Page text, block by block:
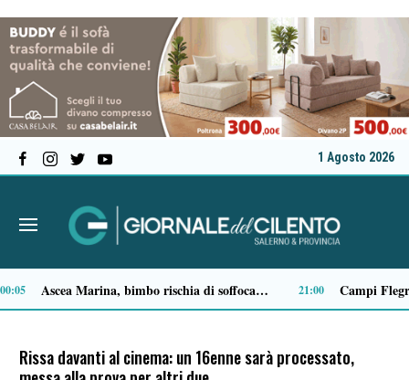
1 Agosto 2026
Il MOA di Eboli ottiene il riconoscimento di Museo di interesse regionale 14:14 Milan in lutto, addio a Franco Baresi: il commosso saluto del club 13:53
Rissa davanti al cinema: un 16enne sarà processato,